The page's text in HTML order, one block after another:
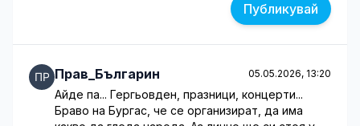
Публикувай
Прав_Българин 05.05.2026, 13:20
Айде па... Гергьовден, празници, концерти...
Браво на Бургас, че се организират, да има